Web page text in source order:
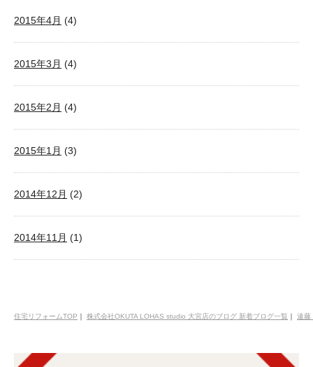
2015年4月 (4)
2015年3月 (4)
2015年2月 (4)
2015年1月 (3)
2014年12月 (2)
2014年11月 (1)
住宅リフォームTOP ｜ 株式会社OKUTA LOHAS studio 大宮店のブログ 新着ブログ一覧 ｜ 遠藤